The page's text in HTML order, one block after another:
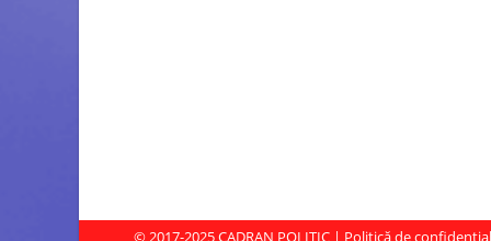
© 2017-2025CADRAN POLITIC | Politică de